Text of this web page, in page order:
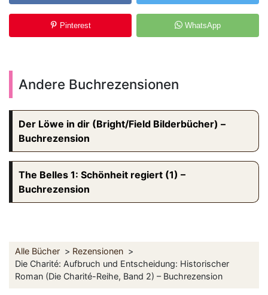
Pinterest WhatsApp
Andere Buchrezensionen
Der Löwe in dir (Bright/Field Bilderbücher) –
Buchrezension
The Belles 1: Schönheit regiert (1) –
Buchrezension
Alle Bücher
Rezensionen
Die Charité: Aufbruch und Entscheidung: Historischer
Roman (Die Charité-Reihe, Band 2) – Buchrezension